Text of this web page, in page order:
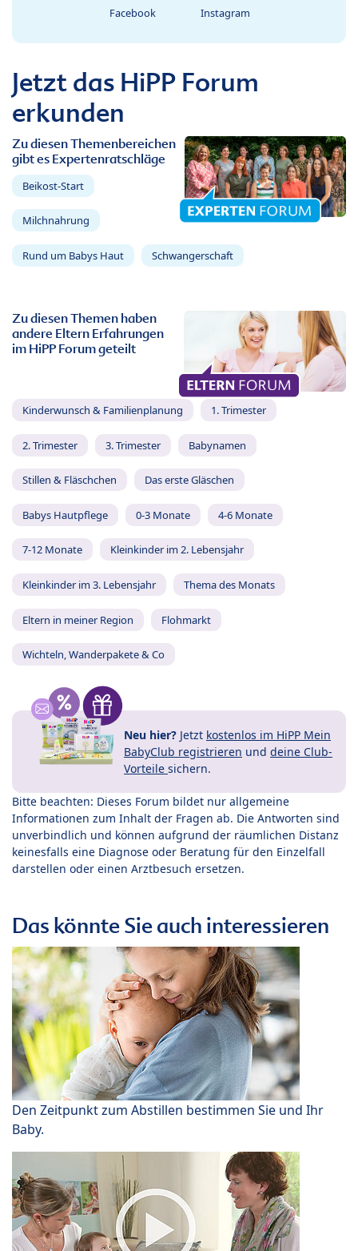
Facebook Instagram
Jetzt das HiPP Forum
erkunden
Zu diesen Themenbereichen
gibt es Expertenratschläge
Beikost-Start
Milchnahrung
Rund um Babys Haut Schwangerschaft
Zu diesen Themen haben
andere Eltern Erfahrungen
im HiPP Forum geteilt
Kinderwunsch & Familienplanung 1. Trimester
2. Trimester 3. Trimester Babynamen
Stillen & Fläschchen Das erste Gläschen
Babys Hautpflege 0-3 Monate 4-6 Monate
7-12 Monate Kleinkinder im 2. Lebensjahr
Kleinkinder im 3. Lebensjahr Thema des Monats
Eltern in meiner Region Flohmarkt
Wichteln, Wanderpakete & Co
Neu hier? Jetzt kostenlos im HiPP Mein
BabyClub registrieren und deine Club-
Vorteile sichern.
Bitte beachten: Dieses Forum bildet nur allgemeine
Informationen zum Inhalt der Fragen ab. Die Antworten sind
unverbindlich und können aufgrund der räumlichen Distanz
keinesfalls eine Diagnose oder Beratung für den Einzelfall
darstellen oder einen Arztbesuch ersetzen.
Das könnte Sie auch interessieren
Den Zeitpunkt zum Abstillen bestimmen Sie und Ihr
Baby.